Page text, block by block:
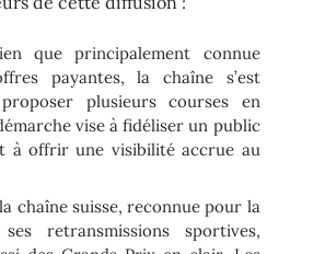
que principalement connue
payantes, la chaîne s’est
plusieurs courses en
vise à fidéliser un public
à offrir une visibilité accrue au
chaîne suisse, reconnue pour la
retransmissions sportives,